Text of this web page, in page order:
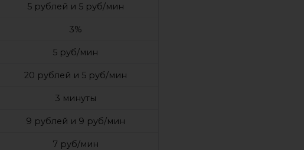
5 рублей и 5 руб/мин
3%
5 руб/мин
20 рублей и 5 руб/мин
3 минуты
9 рублей и 9 руб/мин
7 руб/мин